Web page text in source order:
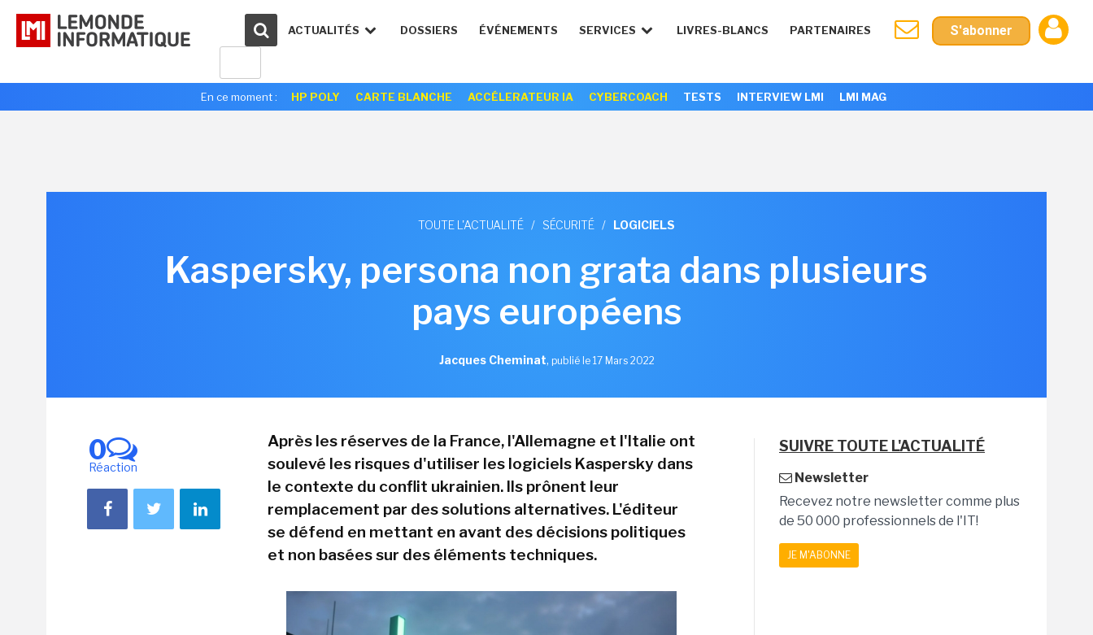
ACTUALITÉS DOSSIERS ÉVÉNEMENTS SERVICES LIVRES-BLANCS PARTENAIRES S'abonner
En ce moment : HP POLY CARTE BLANCHE ACCÉLERATEUR IA CYBERCOACH TESTS INTERVIEW LMI LMI MAG
TOUTE L'ACTUALITÉ / SÉCURITÉ / LOGICIELS
Kaspersky, persona non grata dans plusieurs
pays européens
Jacques Cheminat, publié le 17 Mars 2022
0
Réaction
Après les réserves de la France, l'Allemagne et l'Italie ont
soulevé les risques d'utiliser les logiciels Kaspersky dans
le contexte du conflit ukrainien. Ils prônent leur
remplacement par des solutions alternatives. L'éditeur
se défend en mettant en avant des décisions politiques
et non basées sur des éléments techniques.
SUIVRE TOUTE L'ACTUALITÉ
Newsletter
Recevez notre newsletter comme plus
de 50 000 professionnels de l'IT!
JE M'ABONNE